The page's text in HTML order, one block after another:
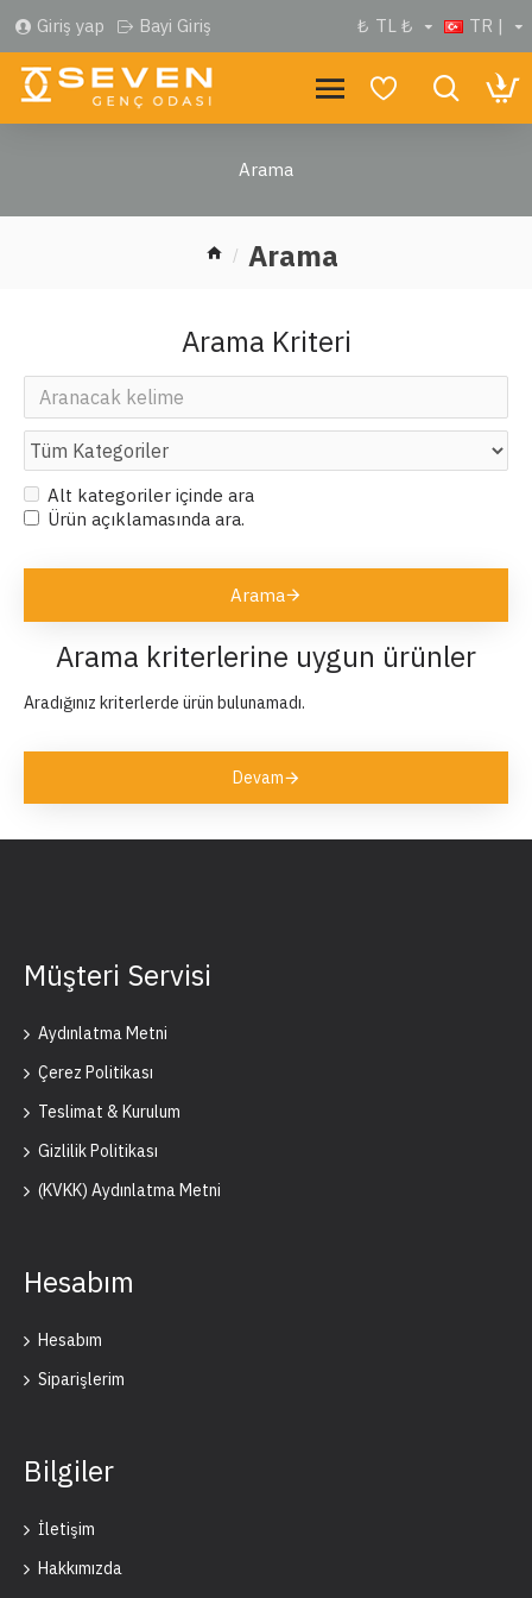
Giriş yap Bayi Giriş ₺ TL ₺ TR |
Arama
Arama
Arama Kriteri
Alt kategoriler içinde ara
Ürün açıklamasında ara.
Arama
Arama kriterlerine uygun ürünler
Aradığınız kriterlerde ürün bulunamadı.
Devam
Müşteri Servisi
Aydınlatma Metni
Çerez Politikası
Teslimat & Kurulum
Gizlilik Politikası
(KVKK) Aydınlatma Metni
Hesabım
Hesabım
Siparişlerim
Bilgiler
İletişim
Hakkımızda